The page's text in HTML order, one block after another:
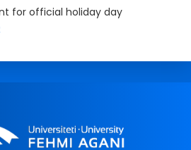
for official holiday day